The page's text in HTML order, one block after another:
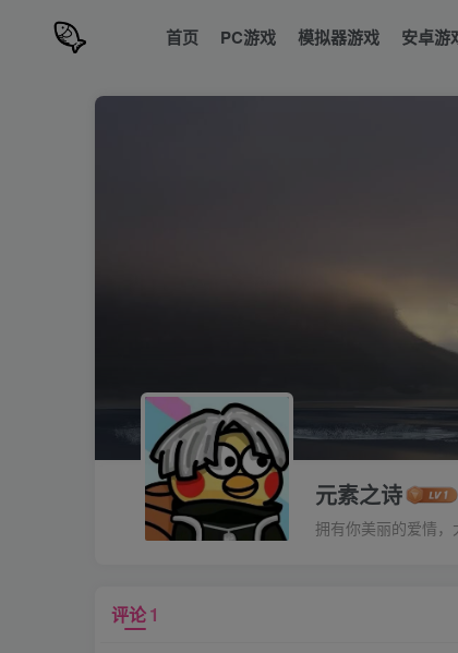
首页 PC游戏 模拟器游戏 安卓游
元素之诗
拥有你美丽的爱情
评论1